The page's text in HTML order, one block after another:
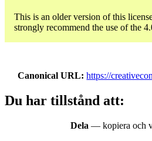
This is an older version of this
strongly recommend the use of the
Canonical URL https://
Du har tillstånd att:
Dela — kopiera och